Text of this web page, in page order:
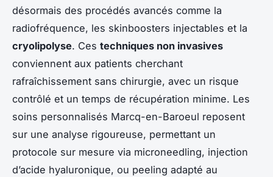
désormais des procédés avancés comme la
radiofréquence, les skinboosters injectables et la
cryolipolyse. Ces techniques non invasives
conviennent aux patients cherchant
rafraîchissement sans chirurgie, avec un risque
contrôlé et un temps de récupération minime. Les
soins personnalisés Marcq-en-Baroeul reposent
sur une analyse rigoureuse, permettant un
protocole sur mesure via microneedling, injection
d’acide hyaluronique, ou peeling adapté au